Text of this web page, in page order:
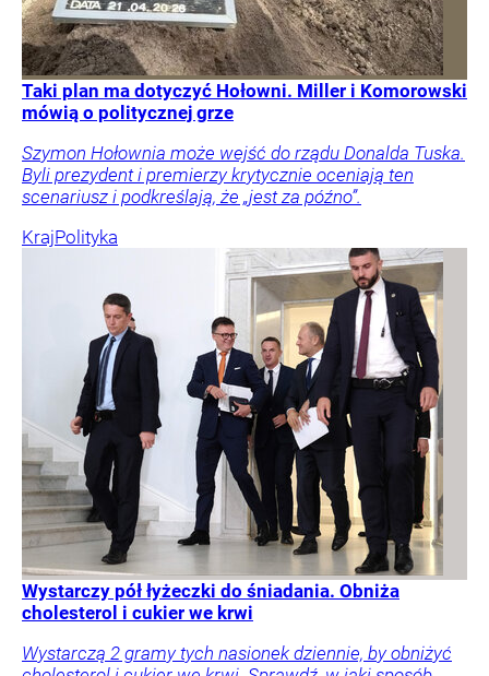
Taki plan ma dotyczyć Hołowni. Miller i Komorowski
mówią o politycznej grze
Szymon Hołownia może wejść do rządu Donalda Tuska.
Byli prezydent i premierzy krytycznie oceniają ten
scenariusz i podkreślają, że „jest za późno”.
KrajPolityka
Wystarczy pół łyżeczki do śniadania. Obniża
cholesterol i cukier we krwi
Wystarczą 2 gramy tych nasionek dziennie, by obniżyć